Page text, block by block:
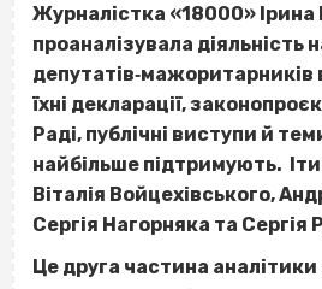
Журналістка «18000»
проаналізувала діяльність
їхні декларації,
Раді, публічні виступи й
найбільше підтримують.
Віталія Войцехівського,
Сергія Нагорняка та Сергія
Це друга частина